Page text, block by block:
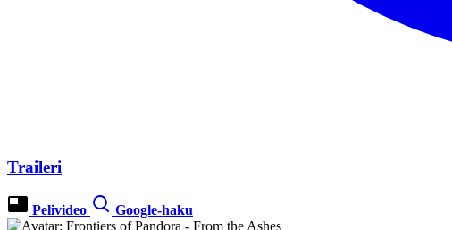
Traileri
Pelivideo Google-haku